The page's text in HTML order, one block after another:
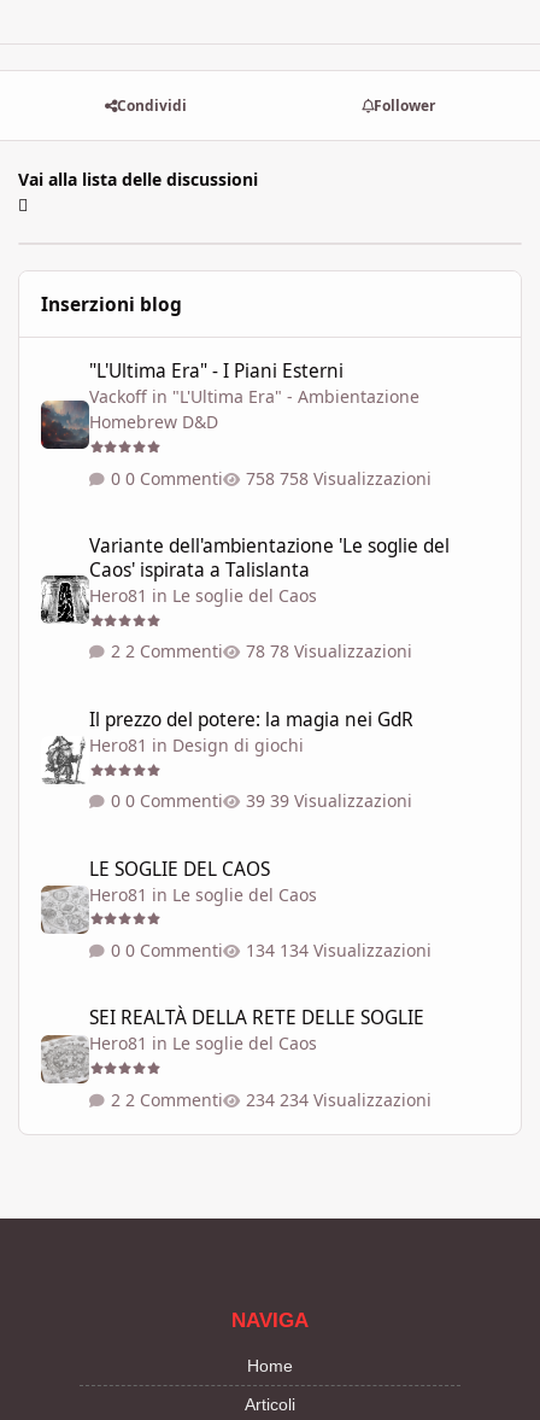
Condividi Follower
Vai alla lista delle discussioni
Inserzioni blog
"L'Ultima Era" - I Piani Esterni
Vackoff in "L'Ultima Era" - Ambientazione
Homebrew D&D
0 Commenti 758 Visualizzazioni
Variante dell'ambientazione 'Le soglie del
Caos' ispirata a Talislanta
Hero81 in Le soglie del Caos
2 Commenti 78 Visualizzazioni
Il prezzo del potere: la magia nei GdR
Hero81 in Design di giochi
0 Commenti 39 Visualizzazioni
LE SOGLIE DEL CAOS
Hero81 in Le soglie del Caos
0 Commenti 134 Visualizzazioni
SEI REALTÀ DELLA RETE DELLE SOGLIE
Hero81 in Le soglie del Caos
2 Commenti 234 Visualizzazioni
NAVIGA
Home
Articoli